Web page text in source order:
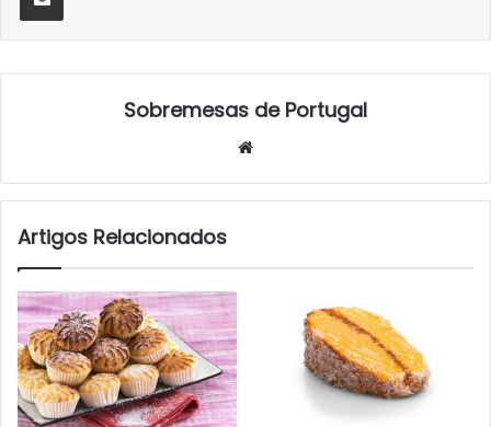
Sobremesas de Portugal
Artigos Relacionados